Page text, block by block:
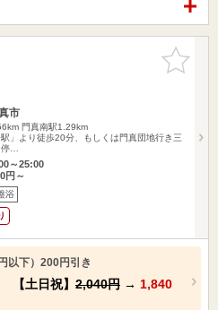
お気に入
りに追加
市
門真南駅1.29km
」より徒歩20分、もしくは門真団地行き三
…
～25:00
円～
浴
以下）200円引き
【土日祝】 2,040円 → 1,840